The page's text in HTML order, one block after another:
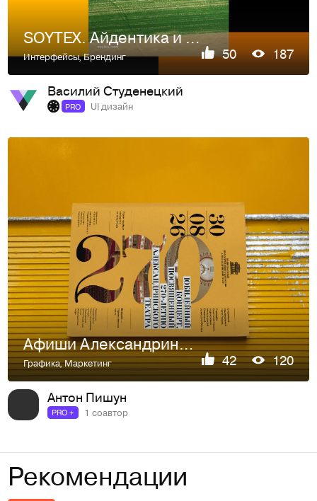
SOYTEX. Айдентика и сайт поставщика зерновых
Интерфейсы,Брендинг 50 187
Василий Студенецкий
PRO UI дизайн
Афиши Александринского театра
Графика,Маркетинг 42 120
Антон Пишун
PRO + 1 соавтор
Рекомендации